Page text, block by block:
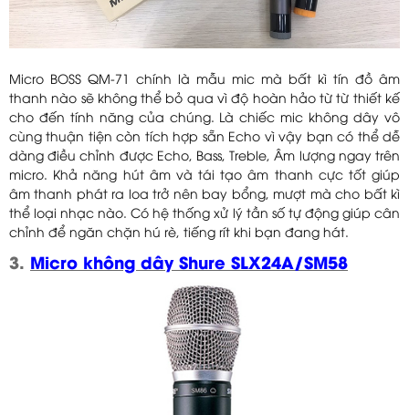
Micro BOSS QM-71 chính là mẫu mic mà bất kì tín đồ âm
thanh nào sẽ không thể bỏ qua vì độ hoàn hảo từ từ thiết kế
cho đến tính năng của chúng. Là chiếc mic không dây vô
cùng thuận tiện còn tích hợp sẵn Echo vì vậy bạn có thể dễ
dàng điều chỉnh được Echo, Bass, Treble, Âm lượng ngay trên
micro. Khả năng hút âm và tái tạo âm thanh cực tốt giúp
âm thanh phát ra loa trở nên bay bổng, mượt mà cho bất kì
thể loại nhạc nào. Có hệ thống xử lý tần số tự động giúp cân
chỉnh để ngăn chặn hú rè, tiếng rít khi bạn đang hát.
3. Micro không dây Shure SLX24A/SM58